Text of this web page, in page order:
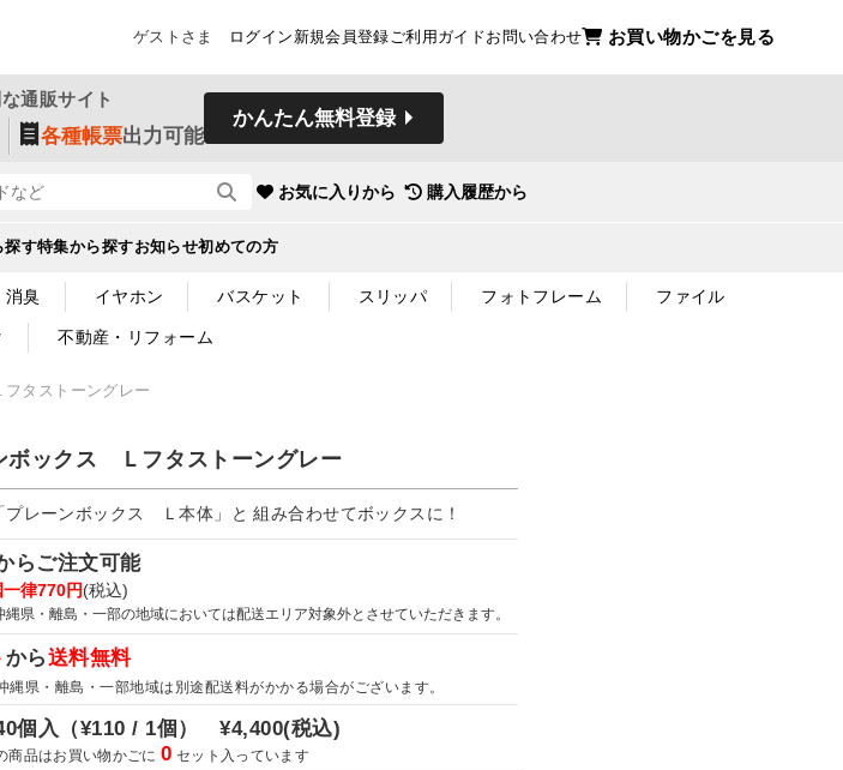
ゲストさま ログイン 新規会員登録ご利用ガイドお問い合わせ お買い物かごを見る
通販サイト
各種帳票出力可能
かんたん無料登録
お気に入りから 購入履歴から
探す特集から探すお知らせ初めての方
消臭 イヤホン バスケット スリッパ フォトフレーム ファイル
不動産・リフォーム
タストーングレー
ボックス Ｌフタストーングレー
プレーンボックス Ｌ本体」と 組み合わせてボックスに！
らご注文可能
律770円(税込)
県・離島・一部の地域においては配送エリア対象外とさせていただきます。
から送料無料
県・離島・一部地域は別途配送料がかかる場合がございます。
個入（¥110 / 1個）¥4,400(税込)
商品はお買い物かごに0 セット入っています